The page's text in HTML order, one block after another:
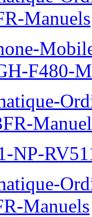
Manuels
F480-
NP-
Manuels